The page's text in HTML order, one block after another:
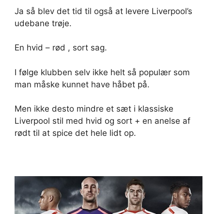
Ja så blev det tid til også at levere Liverpool’s
udebane trøje.
En hvid – rød , sort sag.
I følge klubben selv ikke helt så populær som
man måske kunnet have håbet på.
Men ikke desto mindre et sæt i klassiske
Liverpool stil med hvid og sort + en anelse af
rødt til at spice det hele lidt op.